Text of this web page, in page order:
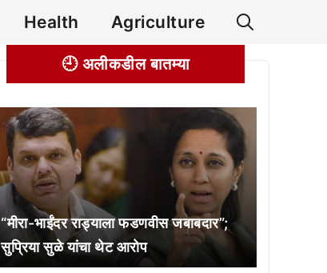
Health Agriculture
🕘 अलीकडील बातम्या
“मीरा-भाईंदर राड्याला फडणवीस जबाबदार”;
सुप्रिया सुळे यांचा थेट आरोप